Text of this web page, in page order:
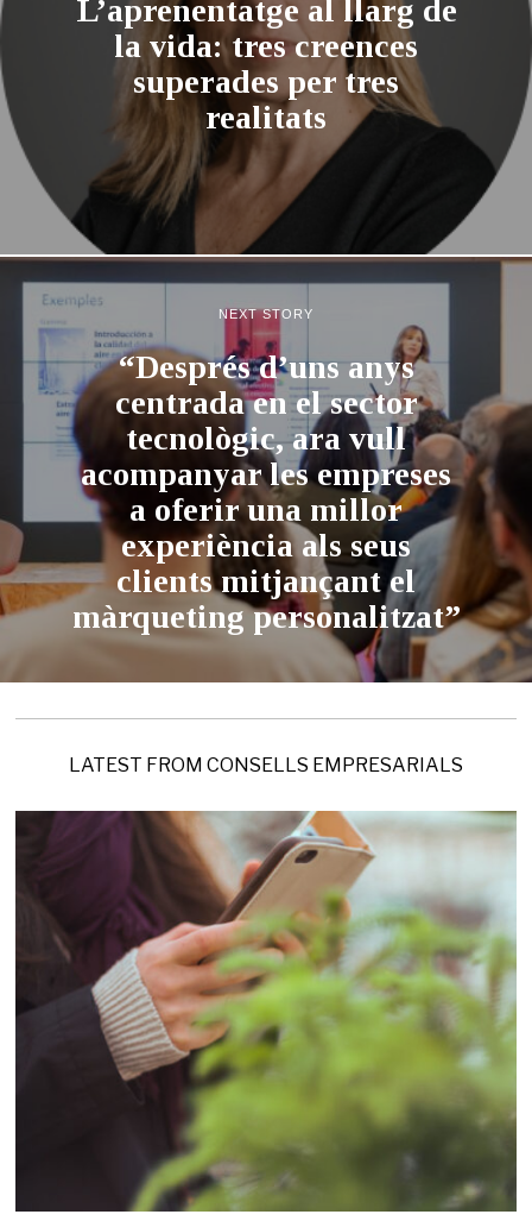
L’aprenentatge al llarg de
la vida: tres creences
superades per tres
realitats
NEXT STORY
“Després d’uns anys
centrada en el sector
tecnològic, ara vull
acompanyar les empreses
a oferir una millor
experiència als seus
clients mitjançant el
màrqueting personalitzat”
LATEST FROM CONSELLS EMPRESARIALS